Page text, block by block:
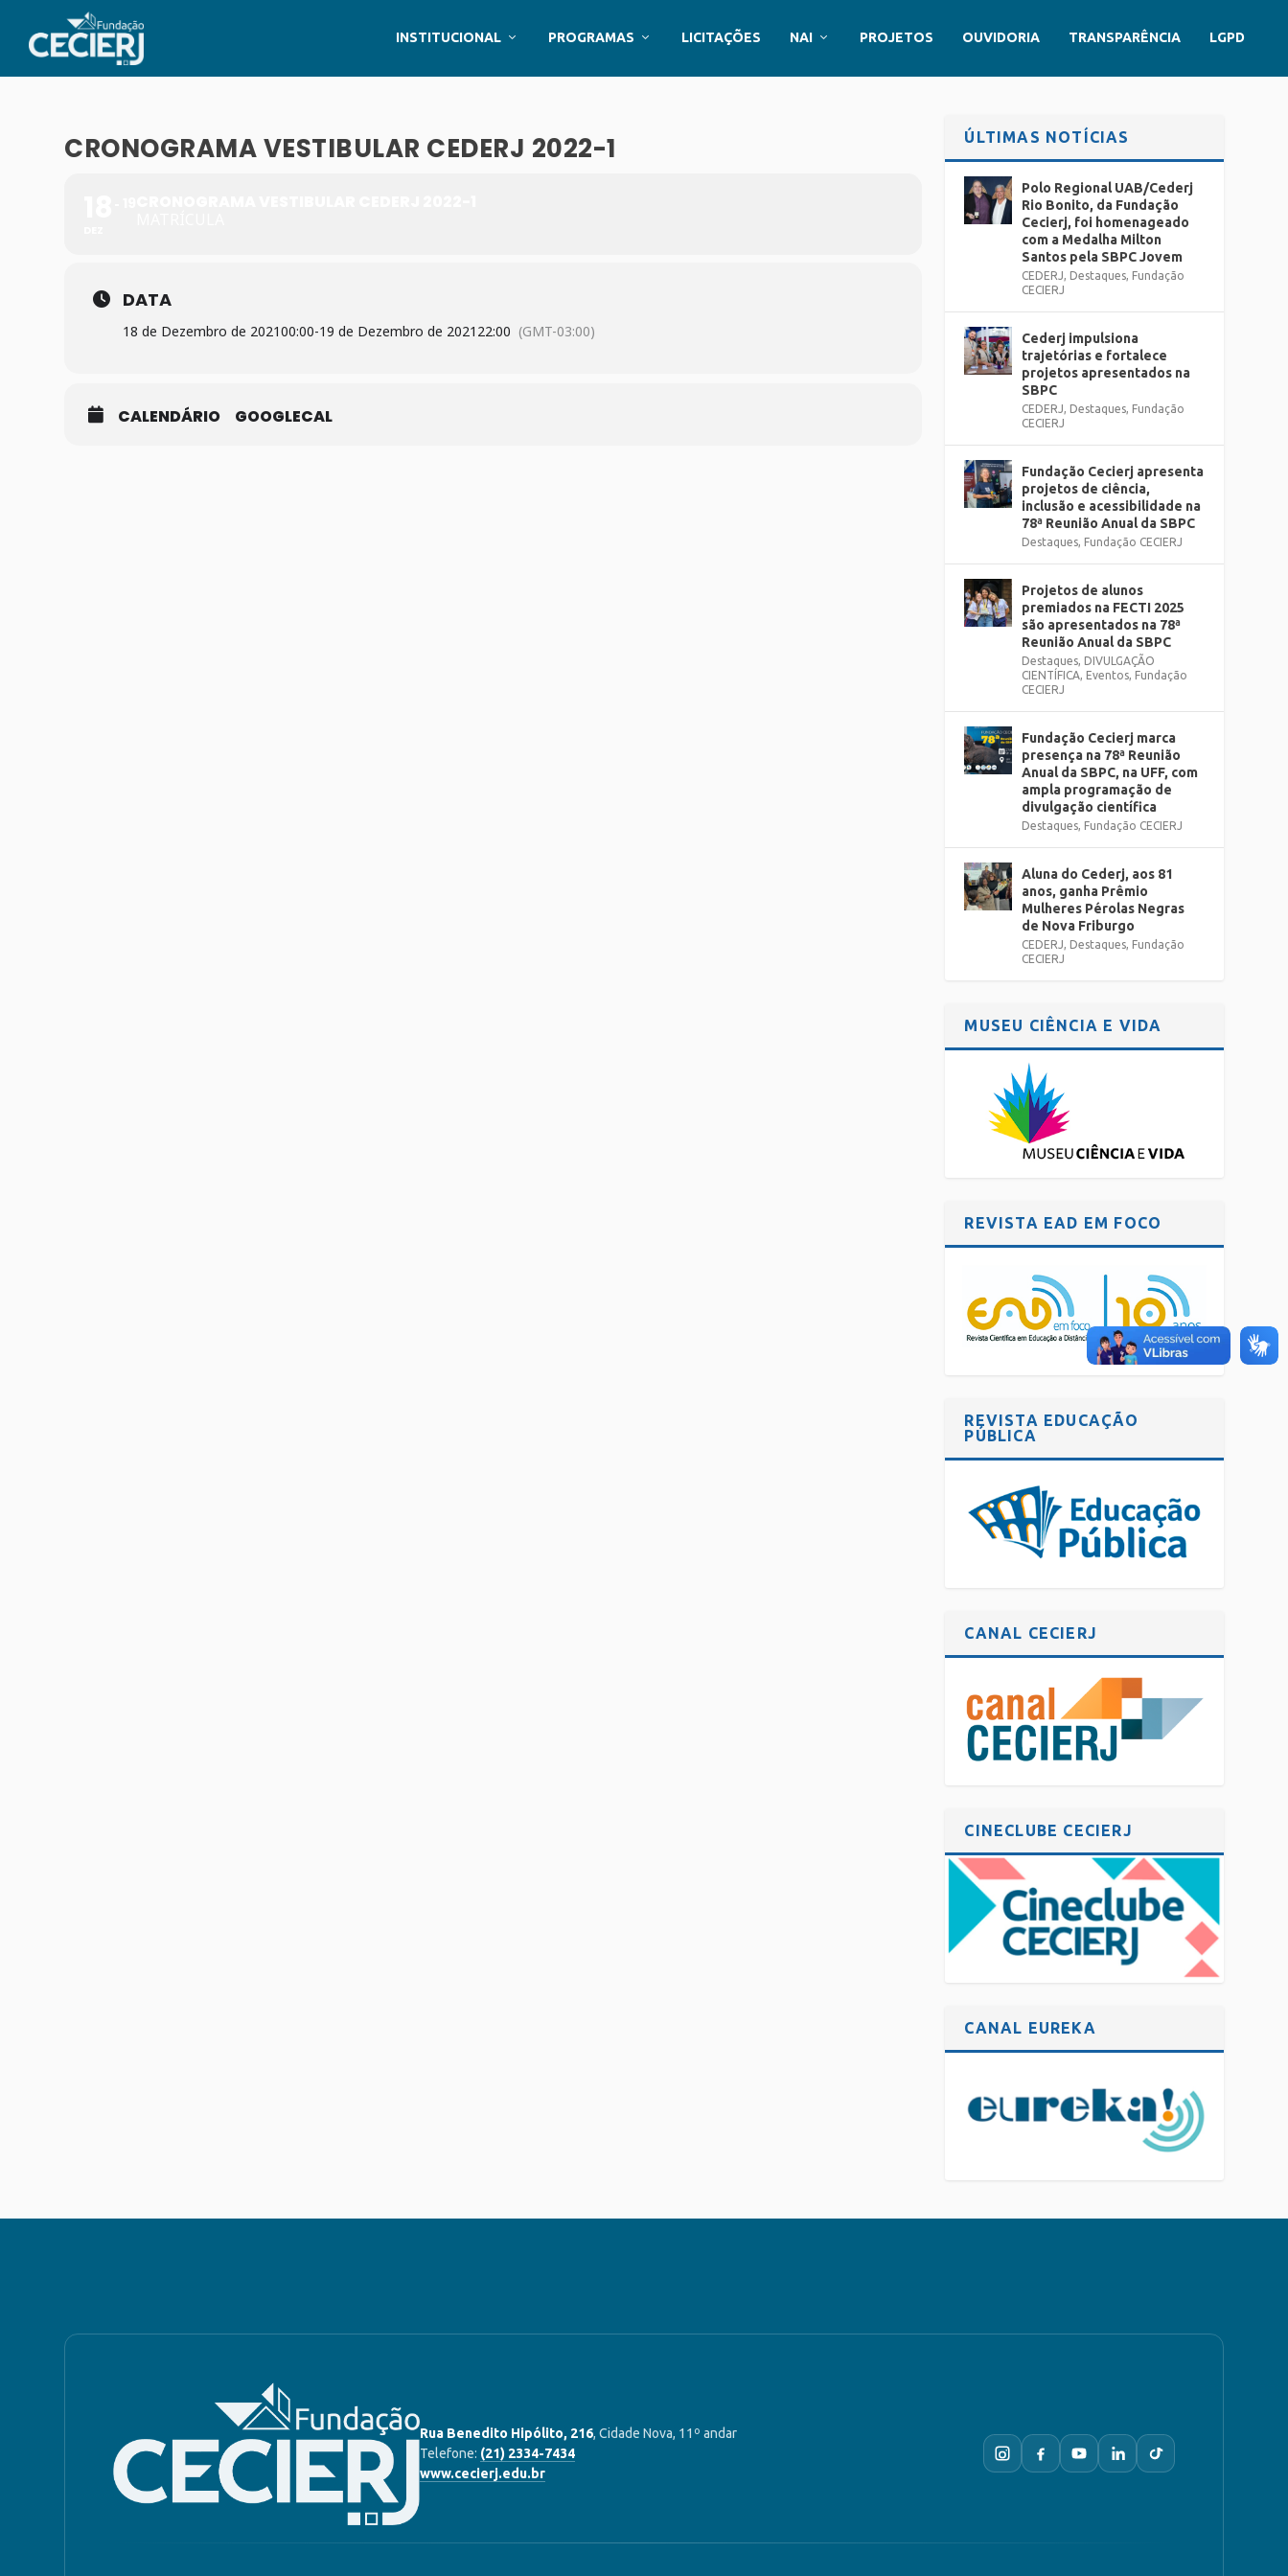
INSTITUCIONAL PROGRAMAS LICITAÇÕES NAI PROJETOS OUVIDORIA TRANSPARÊNCIA LGPD
CRONOGRAMA VESTIBULAR CEDERJ 2022-1
DATA
18 de Dezembro de 202100:00-19 de Dezembro de 2021 22:00 (GMT-03:00)
CALENDÁRIO GOOGLECAL
ÚLTIMAS NOTÍCIAS
Polo Regional UAB/Cederj
Rio Bonito, da Fundação
Cecierj, foi homenageado
com a Medalha Milton
Santos pela SBPC Jovem
CEDERJ, Destaques, Fundação
CECIERJ
Cederj impulsiona
trajetórias e fortalece
projetos apresentados na
SBPC
CEDERJ, Destaques, Fundação
CECIERJ
Fundação Cecierj apresenta
projetos de ciência,
inclusão e acessibilidade na
78ª Reunião Anual da SBPC
Destaques, Fundação CECIERJ
Projetos de alunos
premiados na FECTI 2025
são apresentados na 78ª
Reunião Anual da SBPC
Destaques, DIVULGAÇÃO
CIENTÍFICA, Eventos, Fundação
CECIERJ
Fundação Cecierj marca
presença na 78ª Reunião
Anual da SBPC, na UFF, com
ampla programação de
divulgação científica
Destaques, Fundação CECIERJ
Aluna do Cederj, aos 81
anos, ganha Prêmio
Mulheres Pérolas Negras
de Nova Friburgo
CEDERJ, Destaques, Fundação
CECIERJ
MUSEU CIÊNCIA E VIDA
REVISTA EAD EM FOCO
REVISTA EDUCAÇÃO
PÚBLICA
CANAL CECIERJ
CINECLUBE CECIERJ
CANAL EUREKA
Rua Benedito Hipólito, 216, Cidade Nova, 11º andar
Telefone: (21) 2334-7434
www.cecierj.edu.br